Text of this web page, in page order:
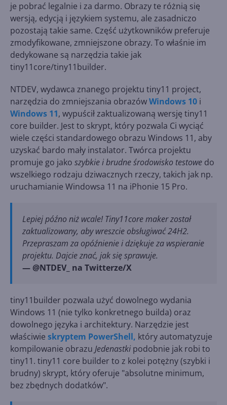
je pobrać legalnie i za darmo. Obrazy te różnią się
wersją, edycją i językiem systemu, ale zasadniczo
pozostają takie same. Część użytkowników preferuje
zmodyfikowane, zmniejszone obrazy. To właśnie im
dedykowane są narzędzia takie jak
tiny11core/tiny11builder.
NTDEV, wydawca znanego projektu tiny11 project,
narzędzia do zmniejszania obrazówWindows 10 i
Windows 11, wypuścił zaktualizowaną wersję tiny11
core builder. Jest to skrypt, który pozwala Ci wyciąć
wiele części standardowego obrazu Windows 11, aby
uzyskać bardo mały instalator. Twórca projektu
promuje go jako szybkie i brudne środowisko testowe do
wszelkiego rodzaju dziwacznych rzeczy, takich jak np.
uruchamianie Windowsa 11 na iPhonie 15 Pro.
Lepiej późno niż wcale! Tiny11core maker został
zaktualizowany, aby wreszcie obsługiwać 24H2.
Przepraszam za opóźnienie i dziękuje za wspieranie
projektu. Dajcie znać, jak się sprawuje.
— @NTDEV_ na Twitterze/X
tiny11builder pozwala użyć dowolnego wydania
Windows 11 (nie tylko konkretnego builda) oraz
dowolnego języka i architektury. Narzędzie jest
właściwie skryptem PowerShell, który automatyzuje
kompilowanie obrazu Jedenastki podobnie jak robi to
tiny11. tiny11 core builder to z kolei potężny (szybki i
brudny) skrypt, który oferuje "absolutne minimum,
bez zbędnych dodatków".